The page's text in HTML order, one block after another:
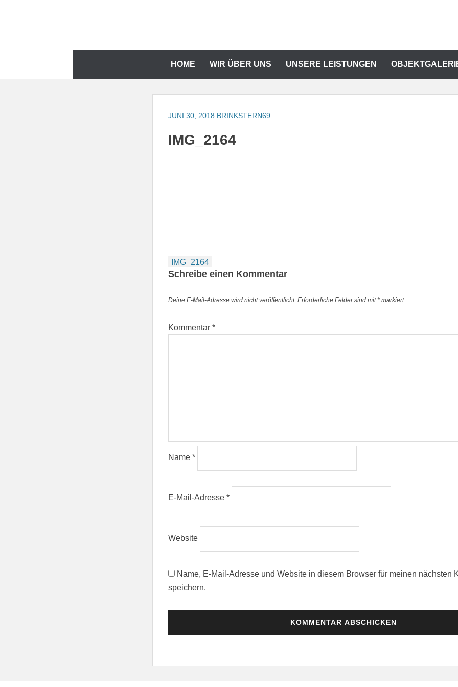
HOME WIR ÜBER UNS UNSERE LEISTUNGEN
JUNI 30, 2018 BRINKSTERN69
IMG_2164
Beitragsnavigation
IMG_2164
Schreibe einen Kommentar
Deine E-Mail-Adresse wird nicht veröffentlicht. Erforderliche Felder sind mit*markiert
Kommentar *
Name *
E-Mail-Adresse *
Website
Name, E-Mail-Adresse und Website in diesem Browser für meinen nächsten
speichern.